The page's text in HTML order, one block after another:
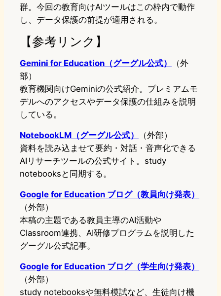
群。今回の教育向けAIツールはこの枠内で動作
し、データ保護の前提が適用される。
【参考リンク】
Gemini for Education（グーグル公式）
（外
部）
教育機関向けGeminiの公式紹介。プレミアムモ
デルへのアクセスやデータ保護の仕組みを説明
している。
NotebookLM（グーグル公式）
（外部）
資料を読み込ませて要約・対話・音声化できる
AIリサーチツールの公式サイト。study
notebooksと同期する。
Google for Education ブログ（教員向け発表）
（外部）
本稿の主題である教員主導のAI活動や
Classroom連携、AI研修プログラムを説明した
グーグル公式記事。
Google for Education ブログ（学生向け発表）
（外部）
study notebooksや無料模試など、生徒向け機